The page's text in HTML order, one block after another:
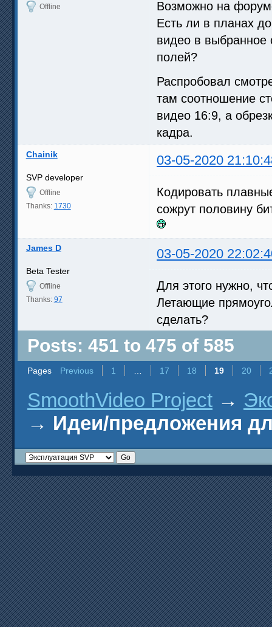
Offline
Возможно на
Есть ли в планах
видео в выбранное
полей?
Распробовал
там соотношение
видео 16:9, а
кадра.
Chainik 03-05-2020
SVP developer
Offline
Thanks: 1730
Кодировать
сожрут половину
James D 03-05-2020
Beta Tester
Offline
Thanks: 97
Для этого нужно,
Летающие
сделать?
Posts: 451 to 475 of 585
Pages Previous 1 17 18 19 20
SmoothVideo Project →
→ Идеи/предложения